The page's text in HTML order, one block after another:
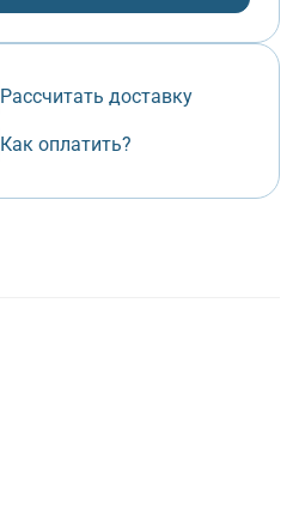
Рассчитать доставку
Как оплатить?